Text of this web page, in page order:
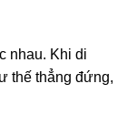
nhau. Khi di
thế thẳng đứng,